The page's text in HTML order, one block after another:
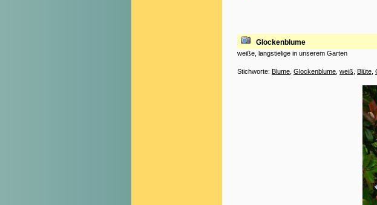
Glockenblume
weiße, langstielige in unserem Garten
Stichworte: Blume Glockenblume weiß Blüte